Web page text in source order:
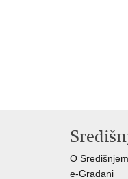
O
e-Građani